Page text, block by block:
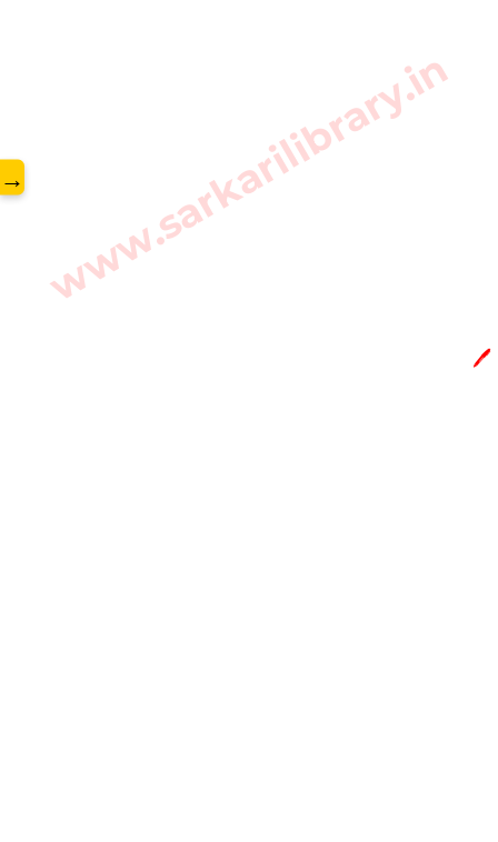
www.sarkarilibrary.in
→
🖊️